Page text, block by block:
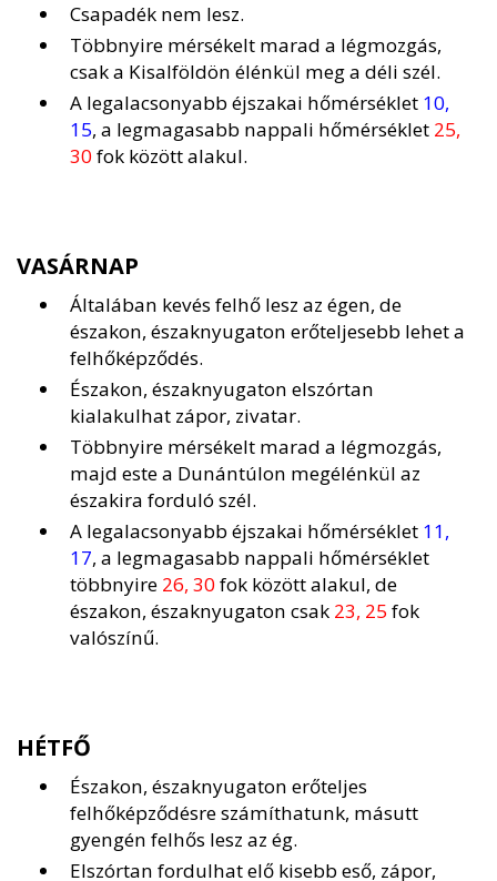
Csapadék nem lesz.
Többnyire mérsékelt marad a légmozgás,
csak a Kisalföldön élénkül meg a déli szél.
A legalacsonyabb éjszakai hőmérséklet 10,
15, a legmagasabb nappali hőmérséklet 25,
30fok között alakul.
VASÁRNAP
Általában kevés felhő lesz az égen, de
északon, északnyugaton erőteljesebb lehet a
felhőképződés.
Északon, északnyugaton elszórtan
kialakulhat zápor, zivatar.
Többnyire mérsékelt marad a légmozgás,
majd este a Dunántúlon megélénkül az
északira forduló szél.
A legalacsonyabb éjszakai hőmérséklet 11,
17, a legmagasabb nappali hőmérséklet
többnyire 26, 30fok között alakul, de
északon, északnyugaton csak 23, 25 fok
valószínű.
HÉTFŐ
Északon, északnyugaton erőteljes
felhőképződésre számíthatunk, másutt
gyengén felhős lesz az ég.
Elszórtan fordulhat elő kisebb eső, zápor,